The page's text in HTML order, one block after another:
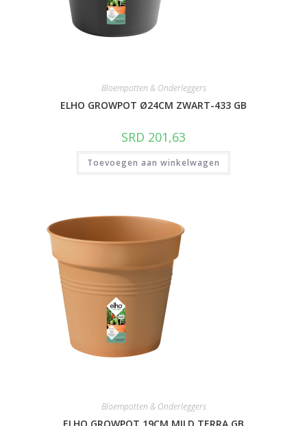
Bloempotten & Onderleggers
ELHO GROWPOT Ø24CM ZWART-433 GB
SRD 201,63
Toevoegen aan winkelwagen
Bloempotten & Onderleggers
ELHO GROWPOT 19CM MILD TERRA GB